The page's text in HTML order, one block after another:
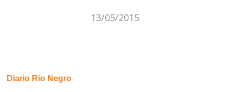
13/05/2015
Diario Rio Negro